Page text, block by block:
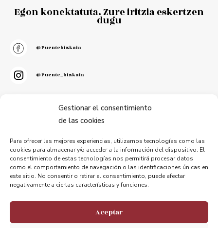
Gestionar el consentimiento
de las cookies
Para ofrecer las mejores experiencias, utilizamos tecnologías como las
cookies para almacenar y/o acceder a la información del dispositivo. El
consentimiento de estas tecnologías nos permitirá procesar datos
como el comportamiento de navegación o las identificaciones únicas en
este sitio. No consentir o retirar el consentimiento, puede afectar
negativamente a ciertas características y funciones.
Aceptar
Egon konektatuta. Zure iritzia eskertzen
dugu
@puentebizkaia
@puente_bizkaia
Harpidetu gure buletinera
Acepto el Aviso legal de la web